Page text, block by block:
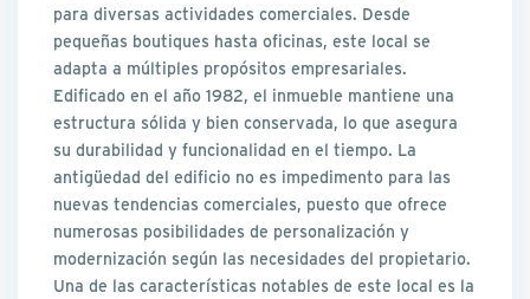
para diversas actividades comerciales. Desde
pequeñas boutiques hasta oficinas, este local se
adapta a múltiples propósitos empresariales.
Edificado en el año 1982, el inmueble mantiene una
estructura sólida y bien conservada, lo que asegura
su durabilidad y funcionalidad en el tiempo. La
antigüedad del edificio no es impedimento para las
nuevas tendencias comerciales, puesto que ofrece
numerosas posibilidades de personalización y
modernización según las necesidades del propietario.
Una de las características notables de este local es la